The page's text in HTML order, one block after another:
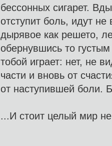
бессонных сигарет.
отступит боль, идут
дырявое как решето,
обернувшись то
тобой играет: нет, не
части и вновь от
от наступившей боли.
...И стоит целый мир